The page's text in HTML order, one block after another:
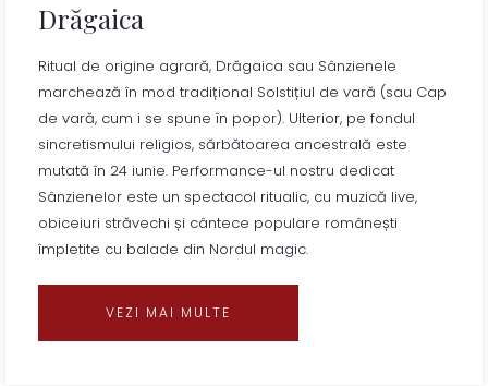
Drăgaica
Ritual de origine agrară, Drăgaica sau Sânzienele
marchează în mod tradițional Solstițiul de vară (sau Cap
de vară, cum i se spune în popor). Ulterior, pe fondul
sincretismului religios, sărbătoarea ancestrală este
mutată în 24 iunie. Performance-ul nostru dedicat
Sânzienelor este un spectacol ritualic, cu muzică live,
obiceiuri străvechi și cântece populare românești
împletite cu balade din Nordul magic.
VEZI MAI MULTE